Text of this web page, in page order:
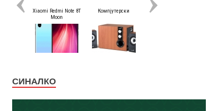
СИНАЛКО